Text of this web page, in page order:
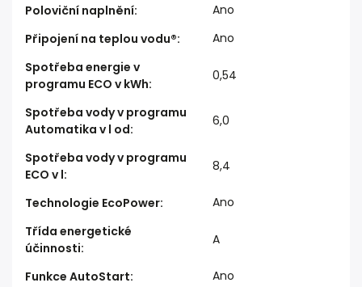
Poloviční naplnění:
Ano
Připojení na teplou vodu®:
Ano
Spotřeba energie v
programu ECO v kWh:
0,54
Spotřeba vody v programu
Automatika v l od:
6,0
Spotřeba vody v programu
ECO v l:
8,4
Technologie EcoPower:
Ano
Třída energetické
účinnosti:
A
Funkce AutoStart:
Ano